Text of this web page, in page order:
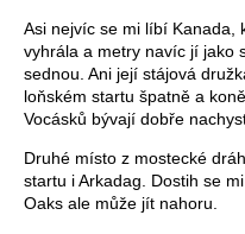
Asi nejvíc se mi líbí Kanada,
vyhrála a metry navíc jí jako
sednou. Ani její stájová
loňském startu špatně a
Vocásků bývají dobře
Druhé místo z mostecké
startu i Arkadag. Dostih se
Oaks ale může jít nahoru.